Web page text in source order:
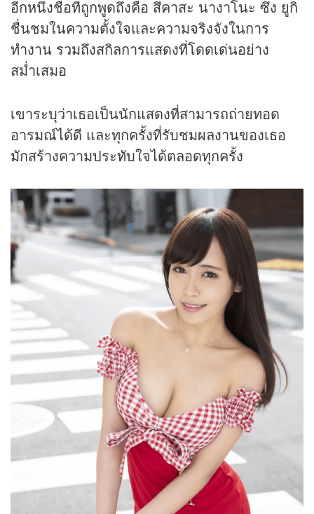
อีกหนึ่งชื่อที่ถูกพูดถึงคือ สึคาสะ นางาโนะ ซึ่ง ยูกิ
ชื่นชมในความตั้งใจและความจริงจังในการ
ทำงาน รวมถึงสกิลการแสดงที่โดดเด่นอย่าง
สม่ำเสมอ
เขาระบุว่าเธอเป็นนักแสดงที่สามารถถ่ายทอด
อารมณ์ได้ดี และทุกครั้งที่รับชมผลงานของเธอ
มักสร้างความประทับใจได้ตลอดทุกครั้ง